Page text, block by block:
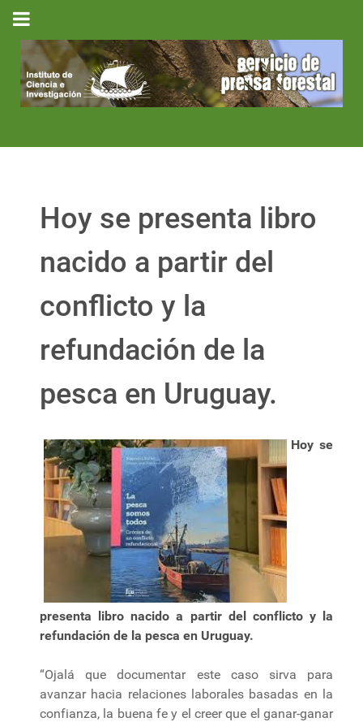
Hoy se presenta libro
nacido a partir del
conflicto y la
refundación de la
pesca en Uruguay.
Hoy se
presenta libro nacido a partir del conflicto y la
refundación de la pesca en Uruguay.
“Ojalá que documentar este caso sirva para
avanzar hacia relaciones laborales basadas en la
confianza, la buena fe y el creer que el ganar-ganar